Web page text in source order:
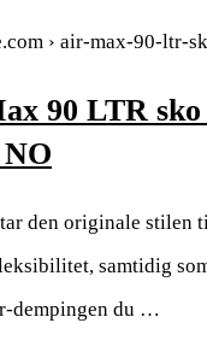
› air-max-90-ltr-
90 LTR
den originale stilen
samtidig
dempingen du …